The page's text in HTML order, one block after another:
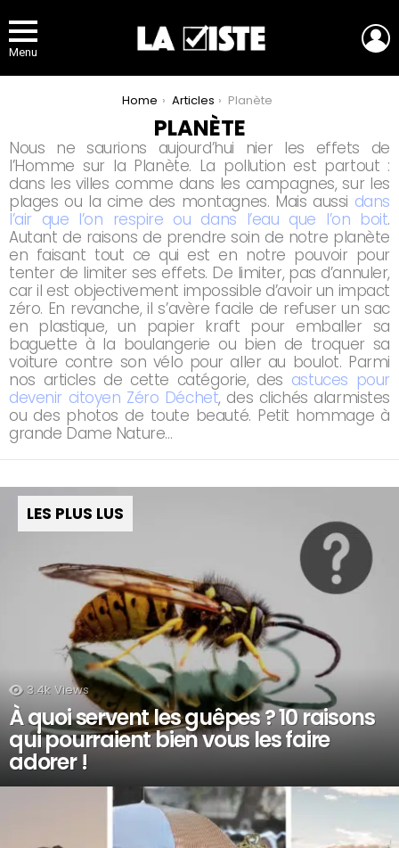
Menu
Home Articles Planète
PLANÈTE
Nous ne saurions aujourd’hui nier les effets de
l’Homme sur la Planète. La pollution est partout :
dans les villes comme dans les campagnes, sur les
plages ou la cime des montagnes. Mais aussi dans
l’air que l’on respire ou dans l’eau que l’on boit.
Autant de raisons de prendre soin de notre planète
en faisant tout ce qui est en notre pouvoir pour
tenter de limiter ses effets. De limiter, pas d’annuler,
car il est objectivement impossible d’avoir un impact
zéro. En revanche, il s’avère facile de refuser un sac
en plastique, un papier kraft pour emballer sa
baguette à la boulangerie ou bien de troquer sa
voiture contre son vélo pour aller au boulot. Parmi
nos articles de cette catégorie, des astuces pour
devenir citoyen Zéro Déchet, des clichés alarmistes
ou des photos de toute beauté. Petit hommage à
grande Dame Nature…
LES PLUS LUS
3.4k Views
À quoi servent les guêpes ? 10 raisons
qui pourraient bien vous les faire
adorer !